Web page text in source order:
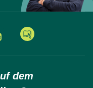
dem